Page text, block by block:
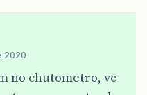
2020
no chutometro, vc